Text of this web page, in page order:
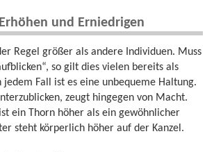
und Erniedrigen
Regel größer als andere Individuen. Muss
so gilt dies vielen bereits als
jedem Fall ist es eine unbequeme Haltung.
zeugt hingegen von Macht.
ein Thorn höher als ein gewöhnlicher
steht körperlich höher auf der Kanzel.